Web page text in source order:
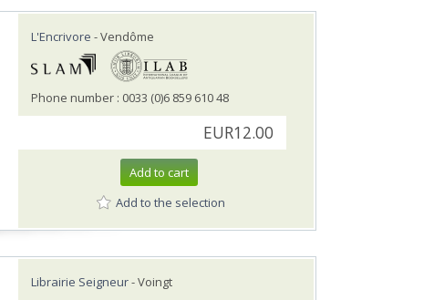
L'Encrivore - Vendôme
Phone number : 0033 (0)6 859 610 48
EUR12.00
Add to cart
Add to the selection
Librairie Seigneur- Voingt